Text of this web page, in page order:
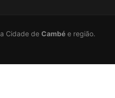
Cidade de Cambée região.